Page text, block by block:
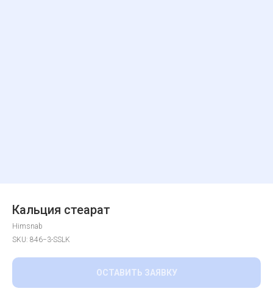
Кальция стеарат
Himsnab
SKU: 846−3-SSLK
ОСТАВИТЬ ЗАЯВКУ